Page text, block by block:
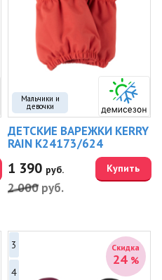
Мальчики и
девочки
ДЕТСКИЕ ВАРЕЖКИ KERRY
RAIN K24173/624
1 390 руб.
2 000 руб.
Купить
Скидка
24 %
3
4